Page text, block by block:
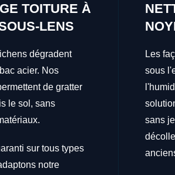
TOITURE À
LENS
dégradent
acier. Nos
de gratter
le sol, sans
sur tous types
notre
Les
sous
sans